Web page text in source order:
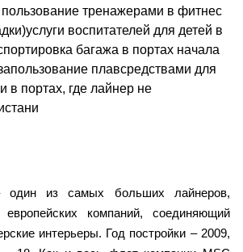
один из самых больших лайнеров,
компаний, соединяющий
интерьеры. Год постройки – 2009,
тренажерами в фитнес
воспитателей для детей в
багажа в портах начала
плавсредствами для
в портах, где лайнер не